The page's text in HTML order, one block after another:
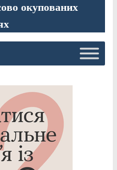
окупованих